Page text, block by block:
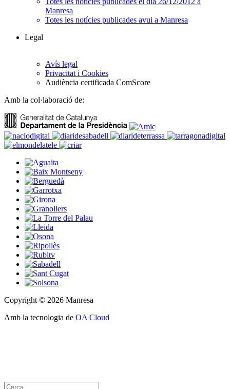
Manresa
Totes les notícies publicades avui a Manresa
Legal
Avís legal
Privacitat i Cookies
Audiència certificada ComScore
Amb la col·laboració de:
Copyright © 2026 Manresa
Amb la tecnologia de OA Cloud